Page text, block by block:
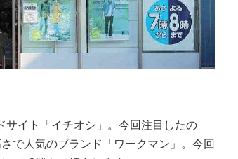
イト「イチオシ」。今回注目したの
で人気のブランド「ワークマン」。今回